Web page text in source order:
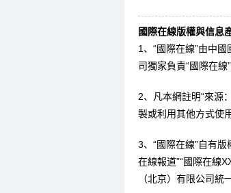
國際在線版權與信息
1、“國際在線”由中
司獨家負責“國際在線
2、凡本網註明“來源
製或利用其他方式使用
3、“國際在線”自有版
在線報道”“國際在線
（北京）有限公司統